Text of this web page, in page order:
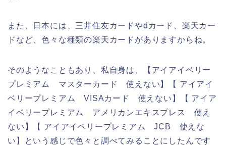
また、日本には、三井住友カードやdカード、楽天カー
ドなど、色々な種類の楽天カードがありますからね。
そのようなこともあり、私自身は、【アイアイベリー
プレミアム マスターカード 使えない】【 アイアイ
ベリープレミアム VISAカード 使えない】【 アイア
イベリープレミアム アメリカンエキスプレス 使え
ない】【 アイアイベリープレミアム JCB 使えな
い】という感じで色々と調べてみることにしたんです